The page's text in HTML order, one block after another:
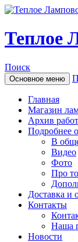
Теплое
Поиск
Основное меню
Главная
Магазин
Архив работ
Подробнее
В
Видео
Фото
Про
Доставка и
Контакты
Наша
Новости